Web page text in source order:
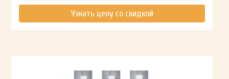
Узнать цену со скидкой